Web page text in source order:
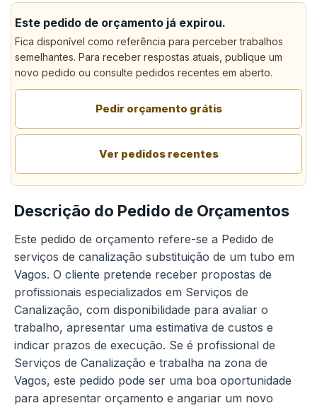
Este pedido de orçamento já expirou.
Fica disponível como referência para perceber trabalhos
semelhantes. Para receber respostas atuais, publique um
novo pedido ou consulte pedidos recentes em aberto.
Pedir orçamento grátis
Ver pedidos recentes
Descrição do Pedido de Orçamentos
Este pedido de orçamento refere-se a Pedido de
serviços de canalização substituição de um tubo em
Vagos. O cliente pretende receber propostas de
profissionais especializados em Serviços de
Canalização, com disponibilidade para avaliar o
trabalho, apresentar uma estimativa de custos e
indicar prazos de execução. Se é profissional de
Serviços de Canalização e trabalha na zona de
Vagos, este pedido pode ser uma boa oportunidade
para apresentar orçamento e angariar um novo